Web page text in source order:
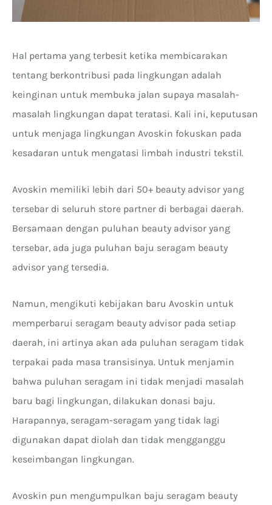
Hal pertama yang terbesit ketika membicarakan
tentang berkontribusi pada lingkungan adalah
keinginan untuk membuka jalan supaya masalah-
masalah lingkungan dapat teratasi. Kali ini, keputusan
untuk menjaga lingkungan Avoskin fokuskan pada
kesadaran untuk mengatasi limbah industri tekstil.
Avoskin memiliki lebih dari 50+ beauty advisor yang
tersebar di seluruh store partner di berbagai daerah.
Bersamaan dengan puluhan beauty advisor yang
tersebar, ada juga puluhan baju seragam beauty
advisor yang tersedia.
Namun, mengikuti kebijakan baru Avoskin untuk
memperbarui seragam beauty advisor pada setiap
daerah, ini artinya akan ada puluhan seragam tidak
terpakai pada masa transisinya. Untuk menjamin
bahwa puluhan seragam ini tidak menjadi masalah
baru bagi lingkungan, dilakukan donasi baju.
Harapannya, seragam-seragam yang tidak lagi
digunakan dapat diolah dan tidak mengganggu
keseimbangan lingkungan.
Avoskin pun mengumpulkan baju seragam beauty